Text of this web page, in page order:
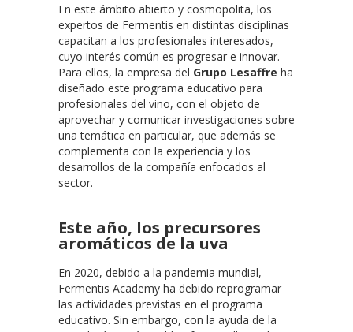
En este ámbito abierto y cosmopolita, los
expertos de Fermentis en distintas disciplinas
capacitan a los profesionales interesados,
cuyo interés común es progresar e innovar.
Para ellos, la empresa del Grupo Lesaffre ha
diseñado este programa educativo para
profesionales del vino, con el objeto de
aprovechar y comunicar investigaciones sobre
una temática en particular, que además se
complementa con la experiencia y los
desarrollos de la compañía enfocados al
sector.
Este año, los precursores
aromáticos de la uva
En 2020, debido a la pandemia mundial,
Fermentis Academy ha debido reprogramar
las actividades previstas en el programa
educativo. Sin embargo, con la ayuda de la